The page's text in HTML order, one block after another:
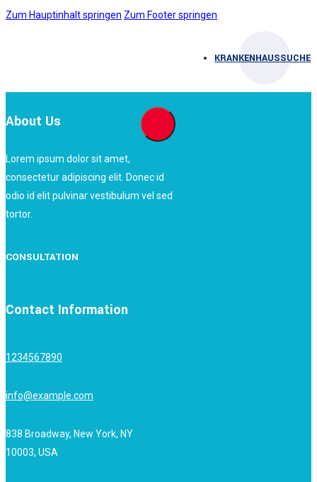
Zum Hauptinhalt springen Zum Footer springen
KRANKENHAUSSUCHE
About Us
Lorem ipsum dolor sit amet,
consectetur adipiscing elit. Donec id
odio id elit pulvinar vestibulum vel sed
tortor.
CONSULTATION
Contact Information
1234567890
info@example.com
838 Broadway, New York, NY
10003, USA